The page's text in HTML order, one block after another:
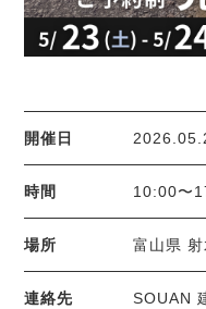
開催日
時間 10:00〜
場所 富山県
連絡先
SOUAN